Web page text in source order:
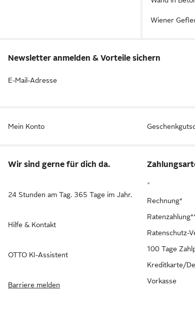
Wiener
Newsletter anmelden & Vorteile sichern
E-Mail-Adresse
Mein Konto
Wir sind gerne für dich da.
24 Stunden am Tag. 365 Tage im Jahr.
Hilfe & Kontakt
OTTO KI-Assistent
Barriere melden
*
Rechnung*
Ratenschutz-
100 Tage
Kreditkarte/
Vorkasse